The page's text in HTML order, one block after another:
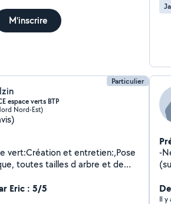
M'inscrire
Particulier
espace verts BTP
Nord-Est)
vert:Création et entretien:,Pose
toutes tailles d arbre et de
de gazon en plaques,
Eric : 5/5
-
(sur fb) - Location
Il y